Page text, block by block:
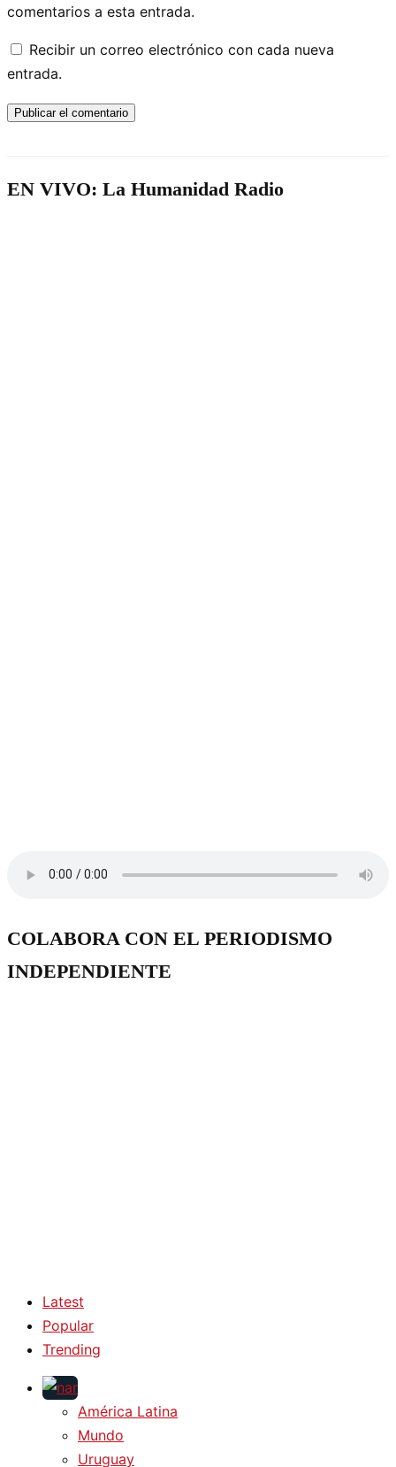
comentarios a esta entrada.
Recibir un correo electrónico con cada nueva
entrada.
EN VIVO: La Humanidad Radio
COLABORA CON EL PERIODISMO
INDEPENDIENTE
Latest
Popular
Trending
América Latina
Mundo
Uruguay